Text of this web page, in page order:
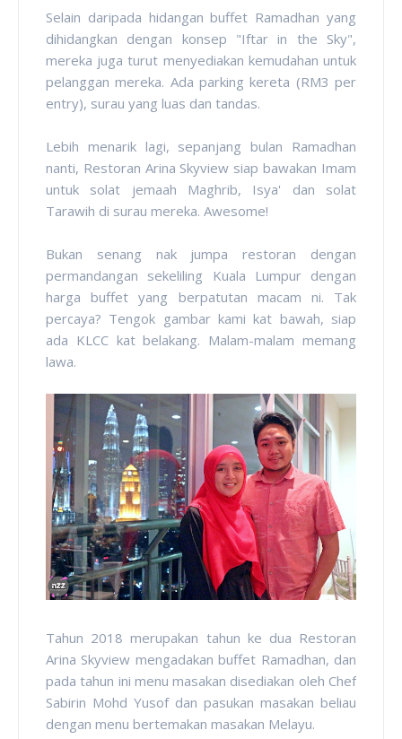
Selain daripada hidangan buffet Ramadhan yang
dihidangkan dengan konsep "Iftar in the Sky",
mereka juga turut menyediakan kemudahan untuk
pelanggan mereka. Ada parking kereta (RM3 per
entry), surau yang luas dan tandas.
Lebih menarik lagi, sepanjang bulan Ramadhan
nanti, Restoran Arina Skyview siap bawakan Imam
untuk solat jemaah Maghrib, Isya' dan solat
Tarawih di surau mereka. Awesome!
Bukan senang nak jumpa restoran dengan
permandangan sekeliling Kuala Lumpur dengan
harga buffet yang berpatutan macam ni. Tak
percaya? Tengok gambar kami kat bawah, siap
ada KLCC kat belakang. Malam-malam memang
lawa.
Tahun 2018 merupakan tahun ke dua Restoran
Arina Skyview mengadakan buffet Ramadhan, dan
pada tahun ini menu masakan disediakan oleh Chef
Sabirin Mohd Yusof dan pasukan masakan beliau
dengan menu bertemakan masakan Melayu.